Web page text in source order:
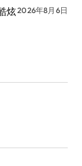
炫2026年8月6日